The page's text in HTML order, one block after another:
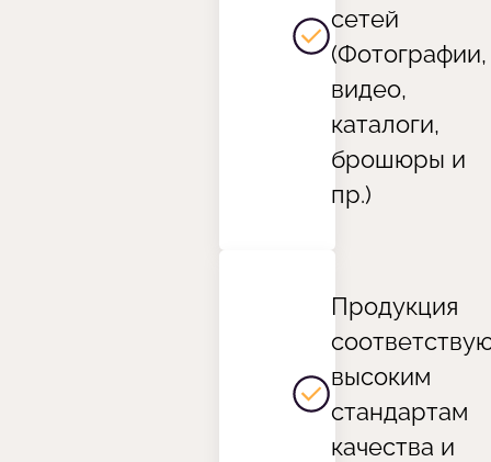
сетей
(Фотографии,
видео,
каталоги,
брошюры и
пр.)
Продукция
высоким
стандартам
качества и